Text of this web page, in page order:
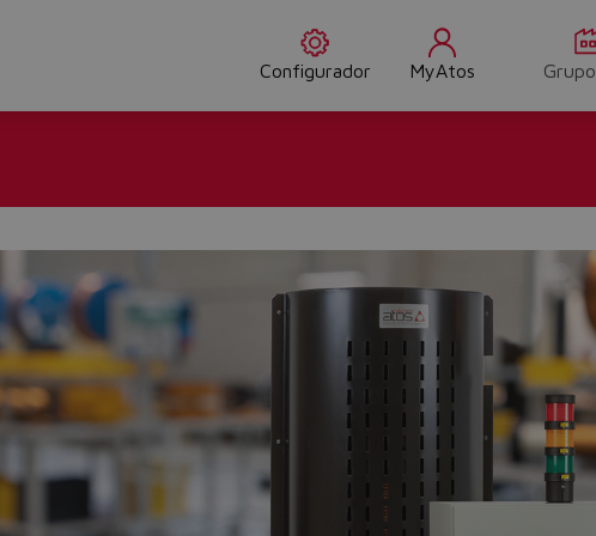
Configurador MyAtos